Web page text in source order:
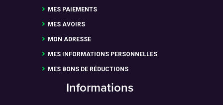
MES PAIEMENTS
MES AVOIRS
MON ADRESSE
MES INFORMATIONS PERSONNELLES
MES BONS DE RÉDUCTIONS
Informations